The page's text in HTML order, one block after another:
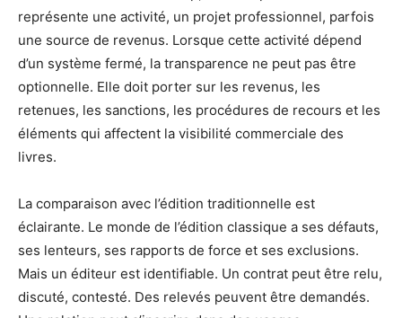
représente une activité, un projet professionnel, parfois
une source de revenus. Lorsque cette activité dépend
d’un système fermé, la transparence ne peut pas être
optionnelle. Elle doit porter sur les revenus, les
retenues, les sanctions, les procédures de recours et les
éléments qui affectent la visibilité commerciale des
livres.
La comparaison avec l’édition traditionnelle est
éclairante. Le monde de l’édition classique a ses défauts,
ses lenteurs, ses rapports de force et ses exclusions.
Mais un éditeur est identifiable. Un contrat peut être relu,
discuté, contesté. Des relevés peuvent être demandés.